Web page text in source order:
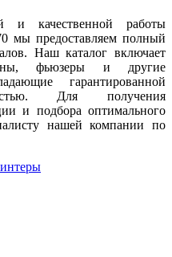
и качественной работы
мы предоставляем полный
Наш каталог включает
фьюзеры и другие
гарантированной
Для получения
и подбора оптимального
нашей компании по